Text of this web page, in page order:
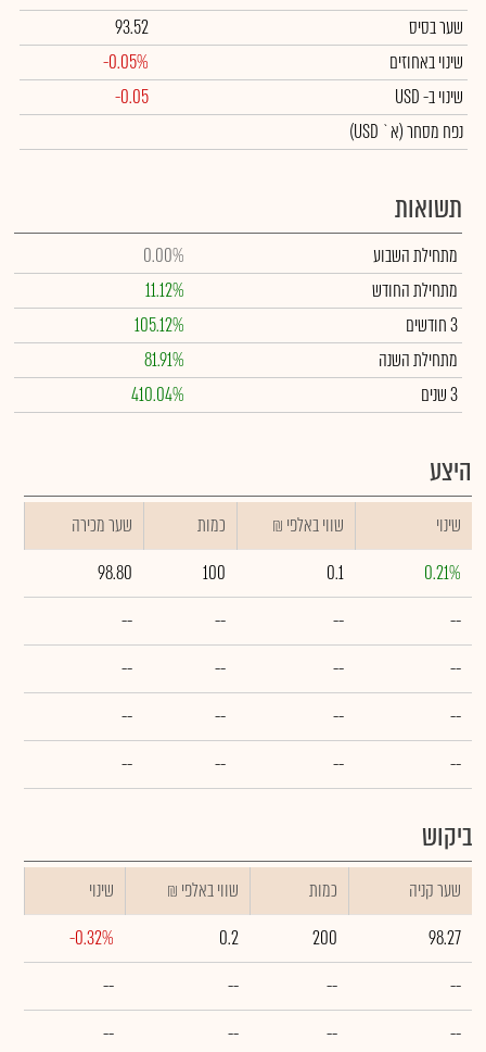
שער בסיס
93.52
שינוי באחוזים
-0.05%
שינויב- USD
-0.05
נפח מסחר(א` USD)
תשואות
מתחילת השבוע
0.00%
מתחילת החודש
11.12%
3 חודשים
105.12%
מתחילת השנה
81.91%
3 שנים
410.04%
היצע
שינוי ₪ שווי באלפי כמות
שער מכירה
0.21%
0.1
100
98.80
--
--
--
--
--
--
--
--
--
--
--
--
--
--
--
--
ביקוש
שער קניה כמות ₪ שווי באלפי
שינוי
98.27
200
0.2
-0.32%
--
--
--
--
--
--
--
--